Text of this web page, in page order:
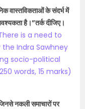
वास्तविकताओं के संदर्भ में
है।”तर्क दीजिए।
is a need to
Indra Sawhney
socio-political
words, 15 marks)
नकली समाचारों पर